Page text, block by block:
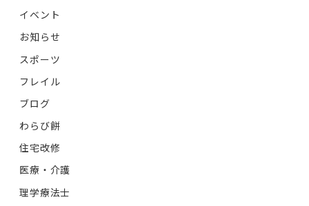
イベント
お知らせ
スポーツ
フレイル
ブログ
わらび餅
住宅改修
医療・介護
理学療法士